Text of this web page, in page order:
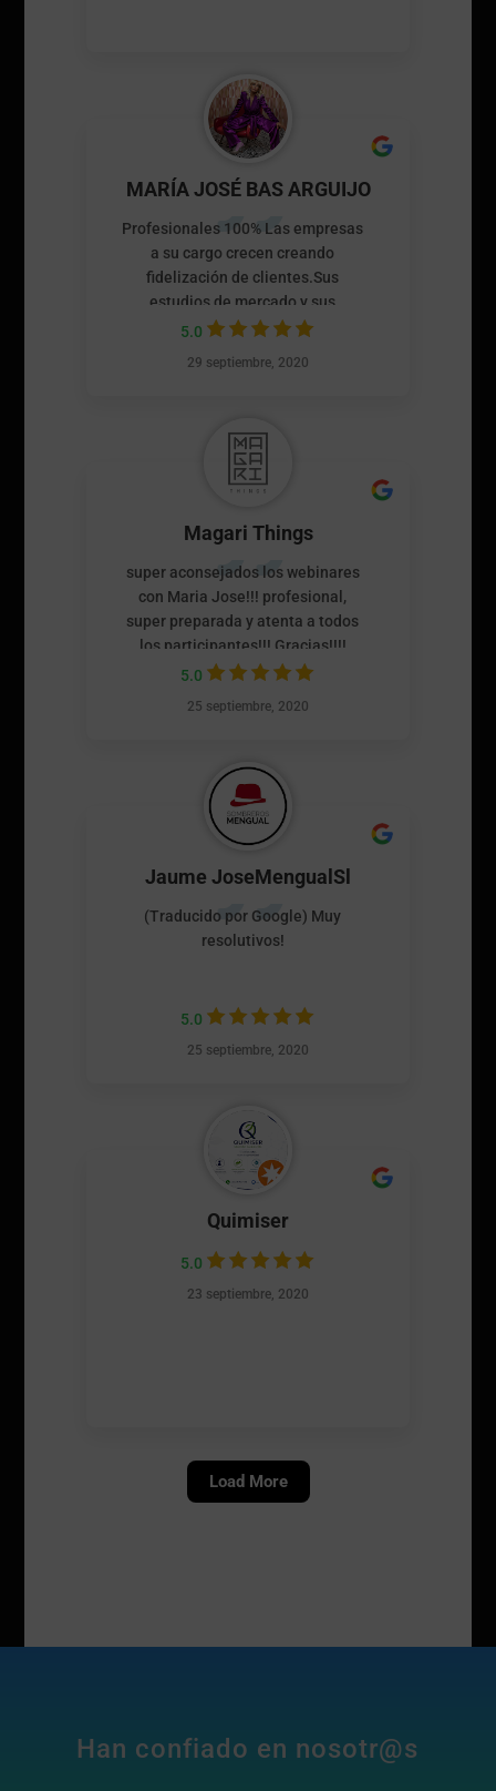
MARÍA JOSÉ BAS ARGUIJO
Profesionales 100% Las empresas
a su cargo crecen creando
fidelización de clientes.Sus
estudios de mercado y sus
técnicas de marketing son muy
5.0
29 septiembre, 2020
Magari Things
super aconsejados los webinares
con Maria Jose!!! profesional,
super preparada y atenta a todos
los participantes!!! Gracias!!!!
5.0
25 septiembre, 2020
Jaume JoseMengualSl
(Traducido por Google) Muy
resolutivos!
5.0
25 septiembre, 2020
Quimiser
5.0
23 septiembre, 2020
Load More
Han confiado en nosotr@s